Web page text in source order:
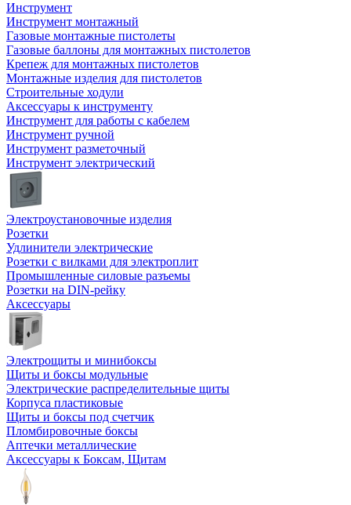
Инструмент
Инструмент монтажный
Газовые монтажные пистолеты
Газовые баллоны для монтажных пистолетов
Крепеж для монтажных пистолетов
Монтажные изделия для пистолетов
Строительные ходули
Аксессуары к инструменту
Инструмент для работы с кабелем
Инструмент ручной
Инструмент разметочный
Инструмент электрический
Электроустановочные изделия
Розетки
Удлинители электрические
Розетки с вилками для электроплит
Промышленные силовые разъемы
Розетки на DIN-рейку
Аксессуары
Электрощиты и минибоксы
Щиты и боксы модульные
Электрические распределительные щиты
Корпуса пластиковые
Щиты и боксы под счетчик
Пломбировочные боксы
Аптечки металлические
Аксессуары к Боксам, Щитам